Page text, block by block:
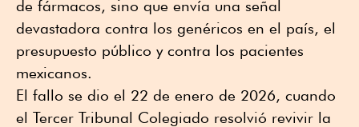
de fármacos, sino que envía una señal
devastadora contra los genéricos en el país, el
presupuesto público y contra los pacientes
mexicanos.
El fallo se dio el 22 de enero de 2026, cuando
el Tercer Tribunal Colegiado resolvió revivir la